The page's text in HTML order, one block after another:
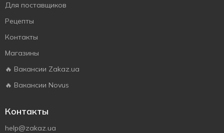
Для поставщиков
Рецепты
Контакты
Магазины
🔥 Вакансии Zakaz.ua
🔥 Вакансии Novus
Контакты
help@zakaz.ua